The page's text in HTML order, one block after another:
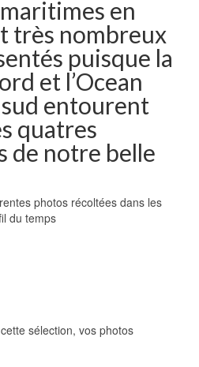
en
très nombreux
puisque la
et l’Ocean
entourent
quatres
de notre belle
photos récoltées dans les
du temps
sélection, vos photos